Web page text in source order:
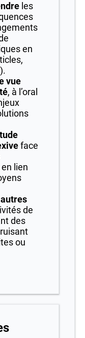
les
en
vue
, à l’oral
face
lien
de
des
ou